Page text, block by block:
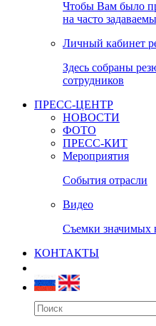
Чтобы Вам было
на часто
Личный кабинет
Здесь собраны
сотрудников
ПРЕСС-ЦЕНТР
НОВОСТИ
ФОТО
ПРЕСС-КИТ
Мероприятия
События отрасли
Видео
Съемки значимых
КОНТАКТЫ